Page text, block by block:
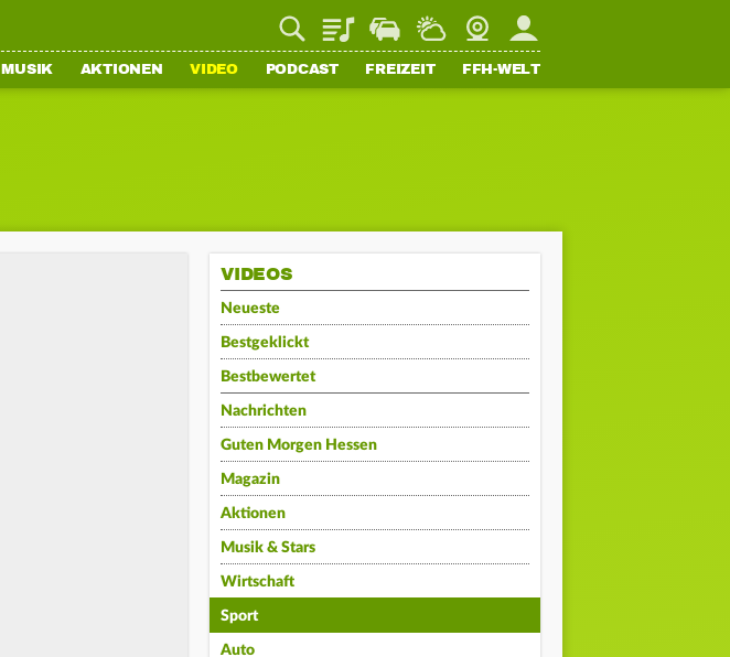
PlaylistStaupilotWetterWebcamMein FFH
MUSIK AKTIONEN VIDEO PODCAST FREIZEIT FFH-WELT
VIDEOS
Neueste
Bestgeklickt
Bestbewertet
Nachrichten
Guten Morgen Hessen
Magazin
Aktionen
Musik & Stars
Wirtschaft
Sport
Auto